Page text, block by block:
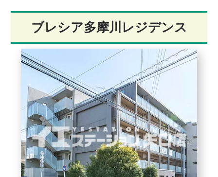
ブレシア多摩川レジデンス